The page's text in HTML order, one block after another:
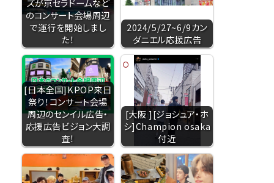
ズが京セラドームなど
のコンサート会場周辺
で運行を開始しまし
た！
2024/5/27~6/9カン
ダニエル応援広告
[日本全国]KPOP来日
祭り！コンサート会場
周辺のセンイル広告・
応援広告ビジョン大調
査！
[大阪 ][ジョシュア・ホ
シ]Champion osaka
付近